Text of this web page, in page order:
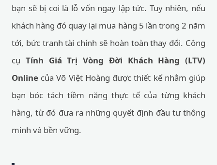
bạn sẽ bị coi là lỗ vốn ngay lập tức. Tuy nhiên, nếu
khách hàng đó quay lại mua hàng 5 lần trong 2 năm
tới, bức tranh tài chính sẽ hoàn toàn thay đổi. Công
cụ Tính Giá Trị Vòng Đời Khách Hàng (LTV)
Online của Võ Việt Hoàng được thiết kế nhằm giúp
bạn bóc tách tiềm năng thực tế của từng khách
hàng, từ đó đưa ra những quyết định đầu tư thông
minh và bền vững.